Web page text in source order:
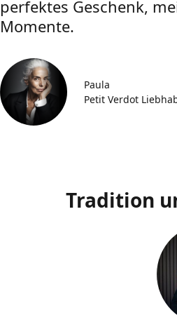
perfektes Geschenk,
Momente.
Paula
Petit Verdot
Tradition